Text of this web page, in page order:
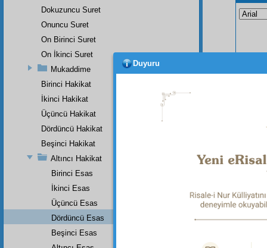
Dokuzuncu Suret
Onuncu Suret
On Birinci Suret
On İkinci Suret
Mukaddime
Birinci Hakikat
İkinci Hakikat
Üçüncü Hakikat
Dördüncü Hakikat
Beşinci Hakikat
Altıncı Hakikat
Birinci Esas
İkinci Esas
Üçüncü Esas
Dördüncü Esas
Beşinci Esas
Duyuru